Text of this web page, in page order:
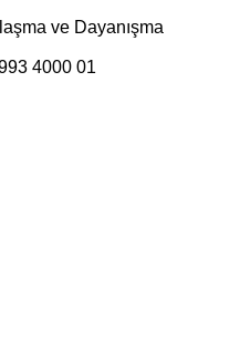
ve Dayanışma
4000 01